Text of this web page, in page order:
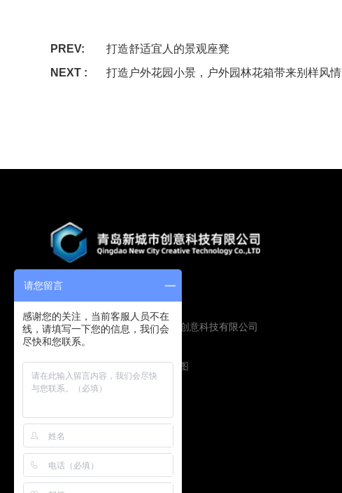
PREV:
打造舒适宜人的景观座凳
NEXT :
打造户外花园小景，户外园林花箱带来别样风情
Copyright © 2019 青岛新城市创意科技有限公司
版权所有
鲁ICP备16009134号
技术支持：圭谷设计 网站地图
请您留言
感谢您的关注，当前客服人员不在
线，请填写一下您的信息，我们会
尽快和您联系。